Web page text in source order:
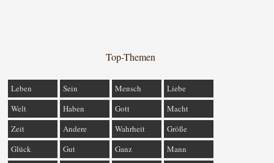
Top-Themen
Leben Sein Mensch
Liebe
Welt
Haben Gott
Macht
Zeit
Andere Wahrheit
Größe
Glück
Gut Ganz
Mann